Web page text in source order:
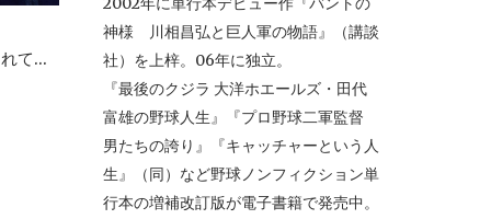
て...
神様 川相昌弘と巨人軍の物語』（講談
社）を上梓。06年に独立。
『最後のクジラ 大洋ホエールズ・田代
富雄の野球人生』『プロ野球二軍監督
男たちの誇り』『キャッチャーという人
生』（同）など野球ノンフィクション単
行本の増補改訂版が電子書籍で発売中。